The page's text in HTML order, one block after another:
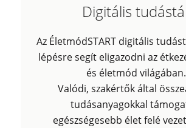
Digitális
Az ÉletmódSTART digitális
lépésre segít eligazodni az
és életmód világában.
Valódi, szakértők által
tudásanyagokkal
egészségesebb élet felé